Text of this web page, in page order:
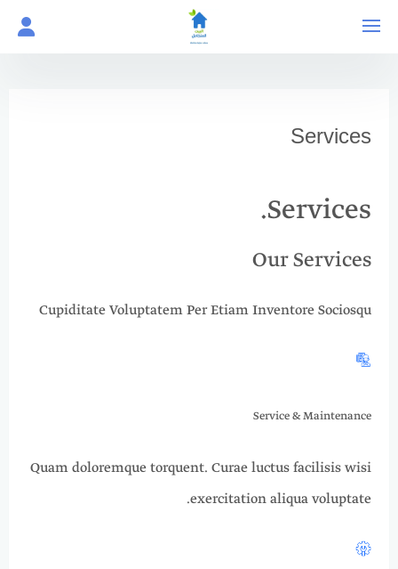
Services
Services.​
Our Services
Cupiditate Voluptatem Per Etiam Inventore Sociosqu
Service & Maintenance
Quam doloremque torquent. Curae luctus facilisis wisi
exercitation aliqua voluptate.​​